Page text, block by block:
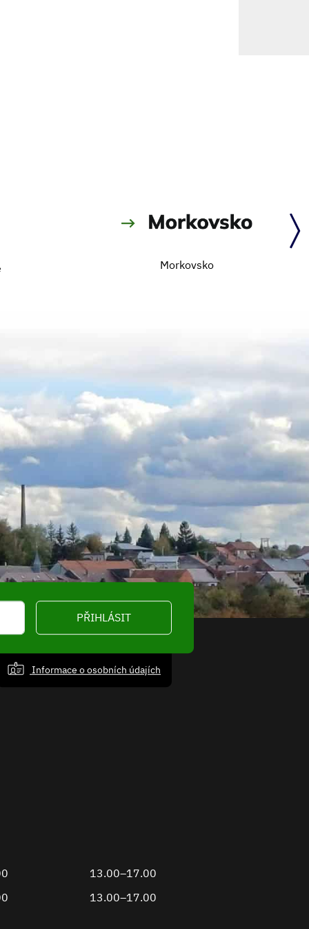
Morkovsko
PŘIHLÁSIT
Informace o osobních údajích
13.00–17.00
13.00–17.00